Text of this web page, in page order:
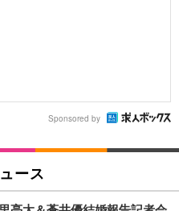
Sponsored by
ース